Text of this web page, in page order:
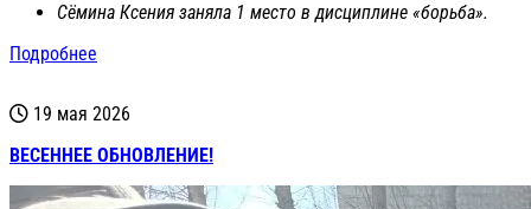
Сёмина Ксения заняла 1 место в дисциплине «борьба».
Подробнее
19 мая 2026
ВЕСЕННЕЕ ОБНОВЛЕНИЕ!